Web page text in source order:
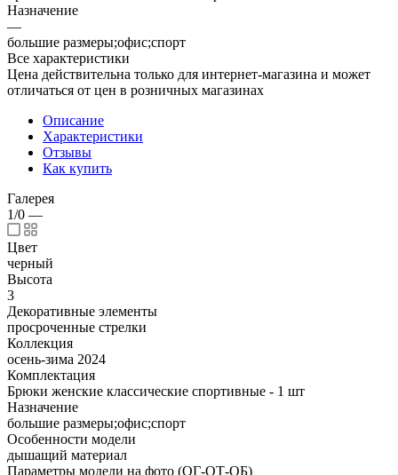
Назначение
—
большие размеры;офис;спорт
Все характеристики
Цена действительна только для интернет-магазина и может
отличаться от цен в розничных магазинах
Описание
Характеристики
Отзывы
Как купить
Галерея
1/0 —
Цвет
черный
Высота
3
Декоративные элементы
просроченные стрелки
Коллекция
осень-зима 2024
Комплектация
Брюки женские классические спортивные - 1 шт
Назначение
большие размеры;офис;спорт
Особенности модели
дышащий материал
Параметры модели на фото (ОГ-ОТ-ОБ)